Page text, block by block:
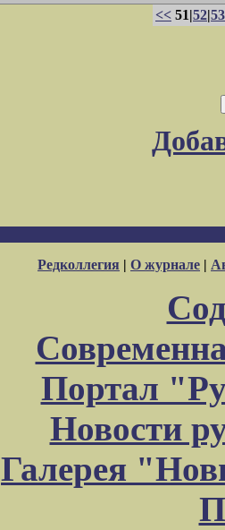
<< 51|52|53
Редколлегия | О журнале |
Портал
Новости
Галерея